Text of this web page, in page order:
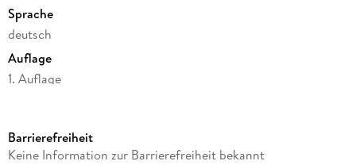
Sprache
deutsch
Auflage
1. Auflage
Altersempfehlung
Barrierefreiheit
Keine Information zur Barrierefreiheit bekannt